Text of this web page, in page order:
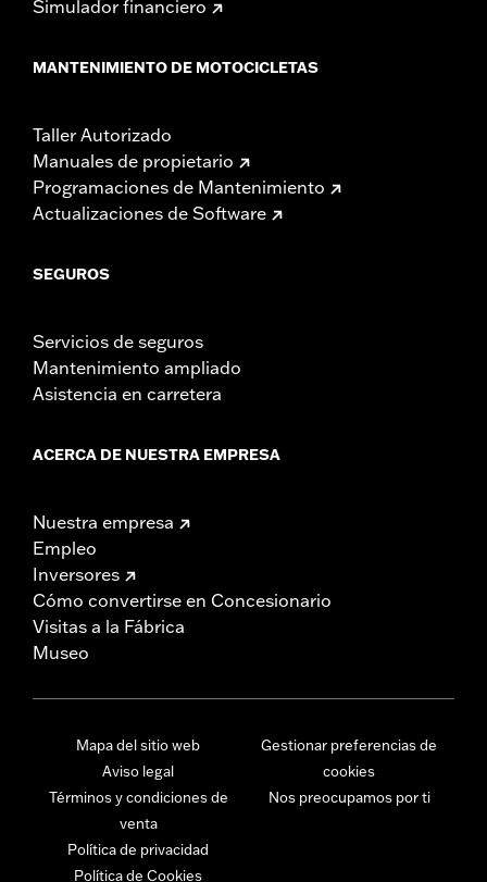
Simulador financiero
MANTENIMIENTO DE MOTOCICLETAS
Taller Autorizado
Manuales de propietario
Programaciones de Mantenimiento
Actualizaciones de Software
SEGUROS
Servicios de seguros
Mantenimiento ampliado
Asistencia en carretera
ACERCA DE NUESTRA EMPRESA
Nuestra empresa
Empleo
Inversores
Cómo convertirse en Concesionario
Visitas a la Fábrica
Museo
Mapa del sitio web
Aviso legal
Términos y condiciones de
venta
Política de privacidad
Política de Cookies
Gestionar preferencias de
cookies
Nos preocupamos por ti